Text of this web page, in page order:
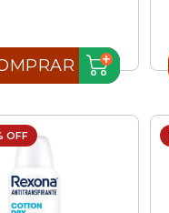
OFF